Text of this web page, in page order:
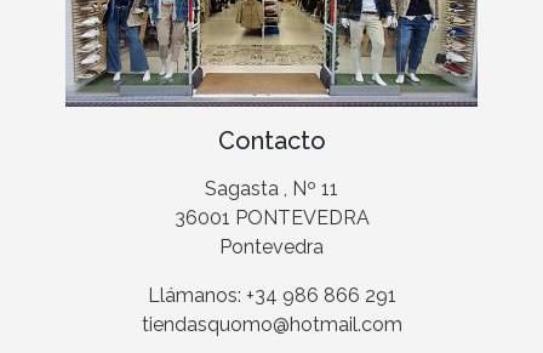
Contacto
Sagasta , Nº 11
36001 PONTEVEDRA
Pontevedra
Llámanos: +34 986 866 291
tiendasquomo@hotmail.com